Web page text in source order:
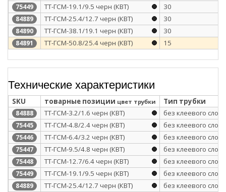
75449 ТТ-ГСМ-19.1/9.5 черн (КВТ) 30
84889 ТТ-ГСМ-25.4/12.7 черн (КВТ) 30
84890 ТТ-ГСМ-38.1/19.1 черн (КВТ) 30
84891 ТТ-ГСМ-50.8/25.4 черн (КВТ) 15
Технические характеристики
SKU товарные позиции цвет трубки Тип трубки
84888 ТТ-ГСМ-3.2/1.6 черн (КВТ) без клеевого слоя
75445 ТТ-ГСМ-4.8/2.4 черн (КВТ) без клеевого слоя
75446 ТТ-ГСМ-6.4/3.2 черн (КВТ) без клеевого слоя
75447 ТТ-ГСМ-9.5/4.8 черн (КВТ) без клеевого слоя
75448 ТТ-ГСМ-12.7/6.4 черн (КВТ) без клеевого слоя
75449 ТТ-ГСМ-19.1/9.5 черн (КВТ) без клеевого слоя
84889 ТТ-ГСМ-25.4/12.7 черн (КВТ) без клеевого слоя